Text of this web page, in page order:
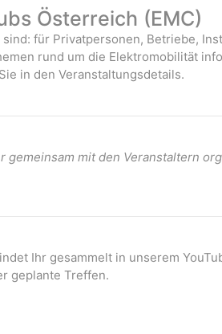
Österreich (EMC)
für Privatpersonen, Betriebe,
rund um die Elektromobilität
in den Veranstaltungsdetails.
mit den Veranstaltern
Ihr gesammelt in unserem
geplante Treffen.